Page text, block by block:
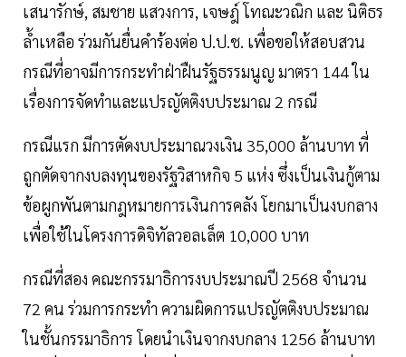
เสนารักษ์, สมชาย แสวงการ, เจษฎ์ โทณะวณิก และ นิติธร
ล้ำเหลือ ร่วมกันยื่นคำร้องต่อ ป.ป.ช. เพื่อขอให้สอบสวน
กรณีที่อาจมีการกระทำฝ่าฝืนรัฐธรรมนูญ มาตรา 144 ใน
เรื่องการจัดทำและแปรญัตติงบประมาณ 2 กรณี
กรณีแรก มีการตัดงบประมาณวงเงิน 35,000 ล้านบาท ที่
ถูกตัดจากงบลงทุนของรัฐวิสาหกิจ 5 แห่ง ซึ่งเป็นเงินกู้ตาม
ข้อผูกพันตามกฎหมายการเงินการคลัง โยกมาเป็นงบกลาง
เพื่อใช้ในโครงการดิจิทัลวอลเล็ต 10,000 บาท
กรณีที่สอง คณะกรรมาธิการงบประมาณปี 2568 จำนวน
72 คน ร่วมการกระทำ ความผิดการแปรญัตติงบประมาณ
ในชั้นกรรมาธิการ โดยนำเงินจากงบกลาง 1256 ล้านบาท